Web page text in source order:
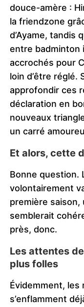
douce-amère :
la friendzone
d’Ayame, tandis
entre badminton
accrochés pour
loin d’être réglé.
approfondir ces
déclaration en
nouveaux
un carré
Et alors, cette
Bonne question.
volontairement
première
semblerait
près, donc.
Les attentes
plus folles
Évidemment, les
s’enflamment